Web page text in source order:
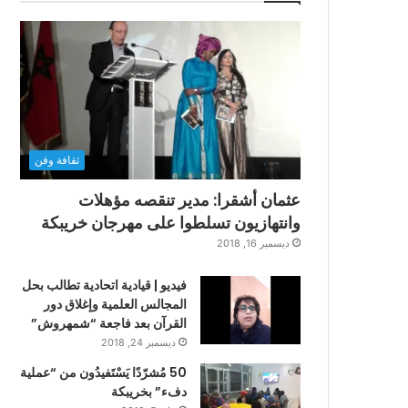
ثقافة وفن
عثمان أشقرا: مدير تنقصه مؤهلات
وانتهازيون تسلطوا على مهرجان خريبكة
ديسمبر 16, 2018
فيديو | قيادية اتحادية تطالب بحل
المجالس العلمية وإغلاق دور
القرآن بعد فاجعة “شمهروش”
ديسمبر 24, 2018
50 مُشرّدًا يَسْتَفيدُون من “عملية
دفء” بخريبكة